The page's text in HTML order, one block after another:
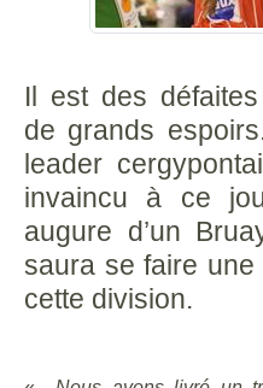
Il est des
de grands
leader
invaincu à ce
augure d’un
saura se faire
cette division.